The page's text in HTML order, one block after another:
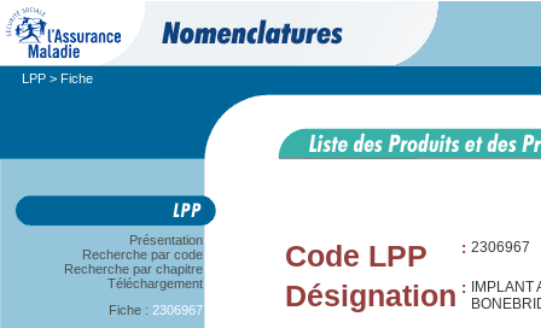
LPP > Fiche
Présentation
Recherche par code
Recherche par chapitre
Téléchargement
Fiche : 2306967
Code LPP : 2306967
Désignation :